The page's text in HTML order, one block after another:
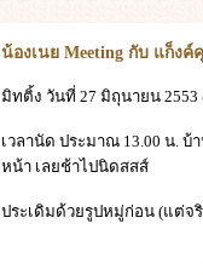
น้องเนย Meeting กับ แก็ง
มิทติ้ง วันที่ 27 มิถุนายน 2553
เวลานัด ประมาณ 13.00 น.
หน้า เลยช้าไปนิดสสส์
ประเดิมด้วยรูปหมู่ก่อน (แต่จ